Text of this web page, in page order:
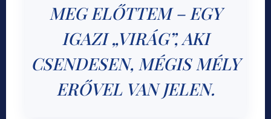
MEG ELŐTTEM – EGY
IGAZI „VIRÁG”, AKI
CSENDESEN, MÉGIS MÉLY
ERŐVEL VAN JELEN.